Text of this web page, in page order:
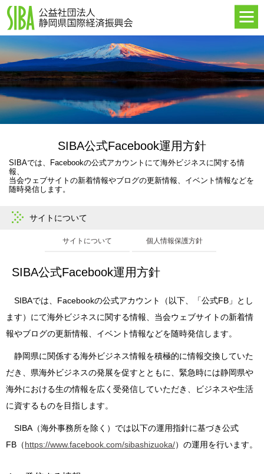
SIBAについて 海外進出支援
イベント・セミナー 海外事業所
SIBA公式Facebook運用方針
SIBAでは、Facebookの公式アカウントにて海外ビジネスに関する情
報、
当会ウェブサイトの新着情報やブログの更新情報、イベント情報などを
随時発信します。
サイトについて
サイトについて 個人情報保護方針
SIBA公式Facebook運用方針
SIBAでは、Facebookの公式アカウント（以下、「公式FB」とし
ます）にて海外ビジネスに関する情報、当会ウェブサイトの新着情
報やブログの更新情報、イベント情報などを随時発信します。
静岡県に関係する海外ビジネス情報を積極的に情報交換していた
だき、県海外ビジネスの発展を促すとともに、緊急時には静岡県や
海外における生の情報を広く受発信していただき、ビジネスや生活
に資するものを目指します。
SIBA（海外事務所を除く）では以下の運用指針に基づき公式
FB（https://www.facebook.com/sibashizuoka/）の運用を行います。